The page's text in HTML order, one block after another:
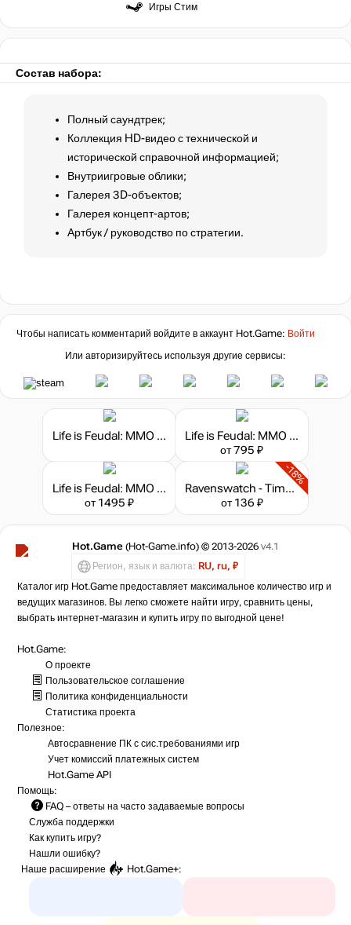
Игры Стим
Состав набора:
Полный саундтрек;
Коллекция HD-видео с технической и
исторической справочной информацией;
Внутриигровые облики;
Галерея 3D-объектов;
Галерея концепт-артов;
Артбук / руководство по стратегии.
Чтобы написать комментарий войдите в аккаунт Hot.Game: Войти
Или авторизируйтесь используя другие сервисы:
Life is Feudal: MMO - Pagan Starter Pack
Life is Feudal: MMO - Pilgrim Starter Pack
от 795 ₽
Life is Feudal: MMO - Zealot Starter Pack
от 1495 ₽
-18%
Ravenswatch - Timeless Skin Pack
от 136 ₽
Hot.Game (Hot-Game.info) © 2013-2026 v4.1
Регион, язык и валюта: RU, ru, ₽
Каталог игр Hot.Game предоставляет максимальное количество игр и
ведущих магазинов. Вы легко сможете найти игру, сравнить цены,
выбрать интернет-магазин и купить игру по выгодной цене!
Hot.Game:
О проекте
Пользовательское соглашение
Политика конфиденциальности
Статистика проекта
Полезное:
Автосравнение ПК с сис.требованиями игр
Учет комиссий платежных систем
Hot.Game API
Помощь:
FAQ – ответы на часто задаваемые вопросы
Служба поддержки
Как купить игру?
Нашли ошибку?
Наше расширение
Hot.Game+: